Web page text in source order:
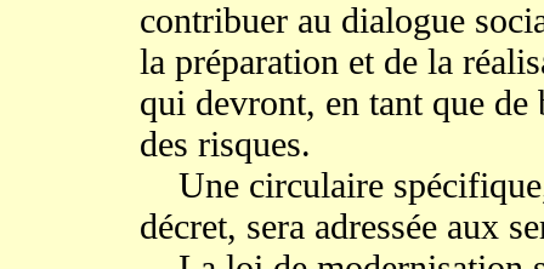
contribuer au dialogue
la préparation et de la
qui devront, en tant que
des risques.
Une circulaire
décret, sera adressée aux